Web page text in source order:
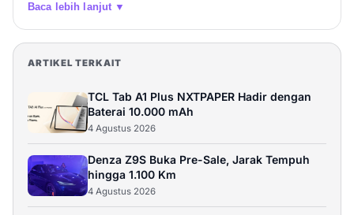
Baca lebih lanjut ▼
ARTIKEL TERKAIT
TCL Tab A1 Plus NXTPAPER Hadir dengan
Baterai 10.000 mAh
4 Agustus 2026
Denza Z9S Buka Pre-Sale, Jarak Tempuh
hingga 1.100 Km
4 Agustus 2026